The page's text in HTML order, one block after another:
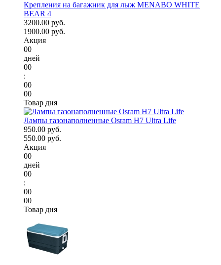
Крепления на багажник для лыж MENABO WHITE
BEAR 4
3200.00 руб.
1900.00 руб.
Акция
00
дней
00
:
00
00
Товар дня
Лампы газонаполненные Osram H7 Ultra Life
950.00 руб.
550.00 руб.
Акция
00
дней
00
:
00
00
Товар дня